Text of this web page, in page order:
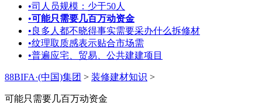
•司人员规模：少于50人
•可能只需要几百万动资金
•良多人都不晓得事实需要采办什么拆修材
•纹理取质感表示贴合市场需
•普遍应宅、贸易、公共建建项目
88BIFA·(中国)集团 > 装修建材知识 >
可能只需要几百万动资金